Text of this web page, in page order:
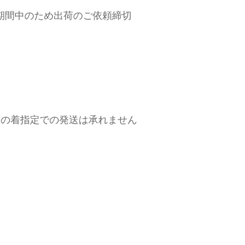
中のため出荷のご依頼締切
着指定での発送は承れません